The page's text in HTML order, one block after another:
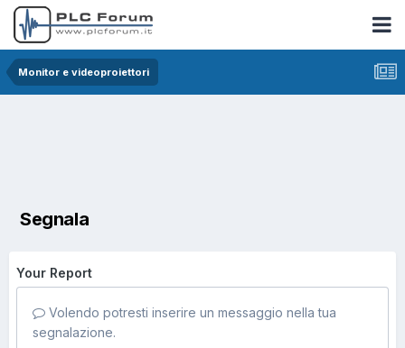
Monitor e videoproiettori
Segnala
Your Report
Volendo potresti inserire un messaggio nella tua
segnalazione.